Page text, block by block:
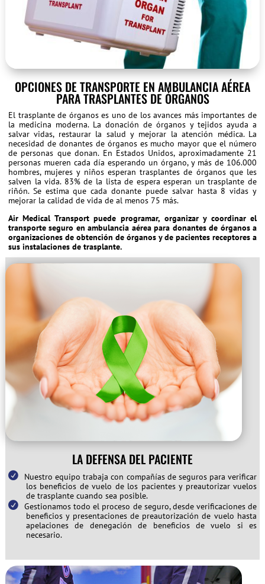
OPCIONES DE TRANSPORTE EN AMBULANCIA AÉREA
PARA TRASPLANTES DE ÓRGANOS
El trasplante de órganos es uno de los avances más importantes de
la medicina moderna. La donación de órganos y tejidos ayuda a
salvar vidas, restaurar la salud y mejorar la atención médica. La
necesidad de donantes de órganos es mucho mayor que el número
de personas que donan. En Estados Unidos, aproximadamente 21
personas mueren cada día esperando un órgano, y más de 106.000
hombres, mujeres y niños esperan trasplantes de órganos que les
salven la vida. 83% de la lista de espera esperan un trasplante de
riñón. Se estima que cada donante puede salvar hasta 8 vidas y
mejorar la calidad de vida de al menos 75 más.
Air Medical Transport puede programar, organizar y coordinar el
transporte seguro en ambulancia aérea para donantes de órganos a
organizaciones de obtención de órganos y de pacientes receptores a
sus instalaciones de trasplante.
LA DEFENSA DEL PACIENTE
Nuestro equipo trabaja con compañías de seguros para verificar
los beneficios de vuelo de los pacientes y preautorizar vuelos
de trasplante cuando sea posible.
Gestionamos todo el proceso de seguro, desde verificaciones de
beneficios y presentaciones de preautorización de vuelo hasta
apelaciones de denegación de beneficios de vuelo si es
necesario.